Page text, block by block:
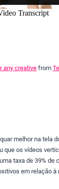
any creative from
melhor na tela
que os vídeos
taxa de 39% de
em relação à